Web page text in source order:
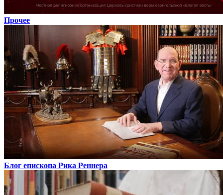
Прочее
Блог епископа Рика Реннера